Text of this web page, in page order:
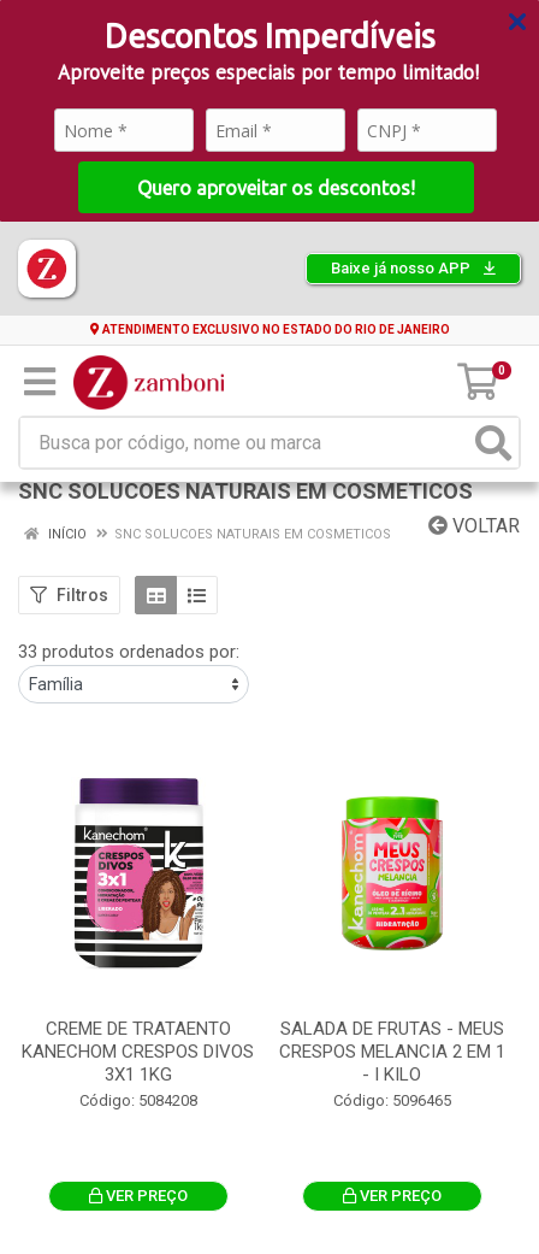
Descontos Imperdíveis
Aproveite preços especiais por tempo limitado!
Quero aproveitar os descontos!
Baixe já nosso APP
ATENDIMENTO EXCLUSIVO NO ESTADO DO RIO DE JANEIRO
0
SNC SOLUCOES NATURAIS EM COSMETICOS
VOLTAR
INÍCIO SNC SOLUCOES NATURAIS EM COSMETICOS
Filtros
33 produtos ordenados por:
CREME DE TRATAENTO
KANECHOM CRESPOS DIVOS
3X1 1KG
Código: 5084208
VER PREÇO
SALADA DE FRUTAS - MEUS
CRESPOS MELANCIA 2 EM 1
- I KILO
Código: 5096465
VER PREÇO